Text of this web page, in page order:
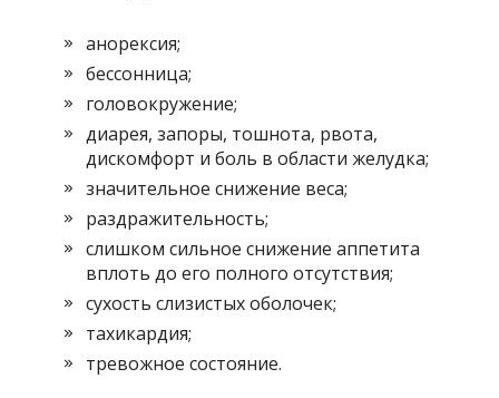
анорексия;
бессонница;
головокружение;
диарея, запоры, тошнота, рвота,
дискомфорт и боль в области желудка;
значительное снижение веса;
раздражительность;
слишком сильное снижение аппетита
вплоть до его полного отсутствия;
сухость слизистых оболочек;
тахикардия;
тревожное состояние.